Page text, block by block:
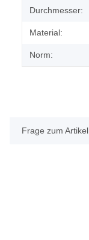
Durchmesser:
Material:
Norm:
Frage zum Artikel